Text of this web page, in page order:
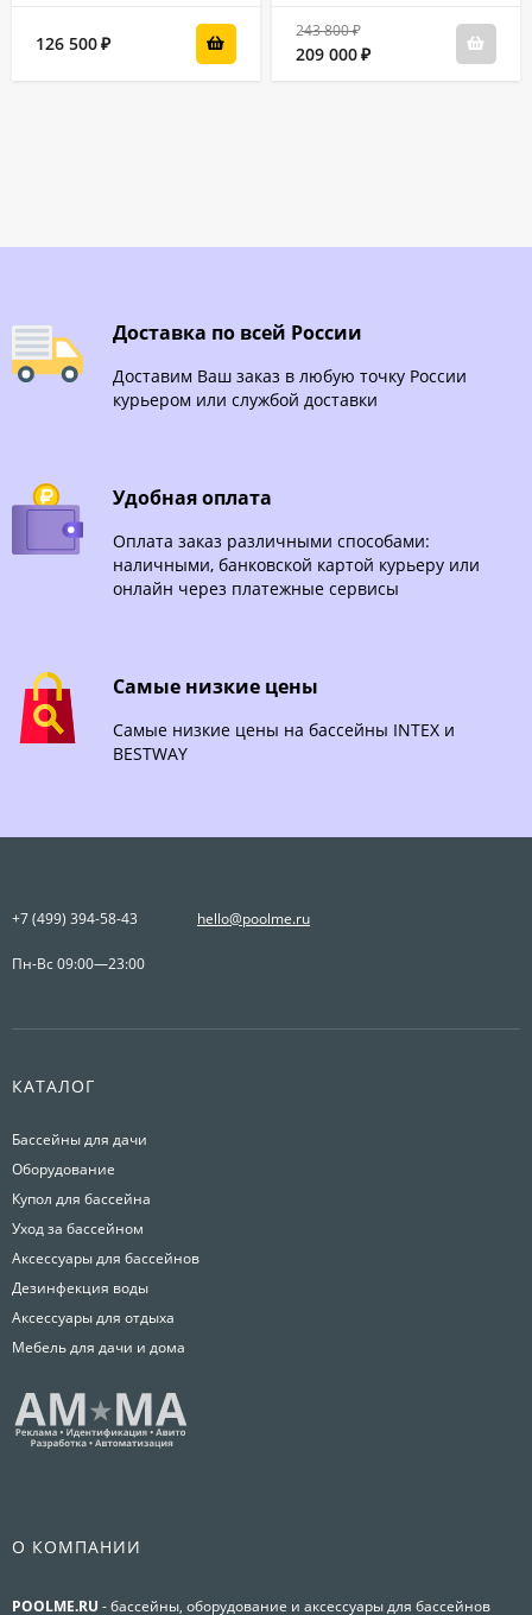
126 500₽
243 800 ₽
209 000₽
Доставка по всей России
Доставим Ваш заказ в любую точку России
курьером или службой доставки
Удобная оплата
Оплата заказ различными способами:
наличными, банковской картой курьеру или
онлайн через платежные сервисы
Самые низкие цены
Самые низкие цены на бассейны INTEX и
BESTWAY
+7 (499) 394-58-43 hello@poolme.ru
Пн-Вс 09:00—23:00
КАТАЛОГ
Бассейны для дачи
Оборудование
Купол для бассейна
Уход за бассейном
Аксессуары для бассейнов
Дезинфекция воды
Аксессуары для отдыха
Мебель для дачи и дома
О КОМПАНИИ
POOLME.RU - бассейны, оборудование и аксессуары для бассейнов